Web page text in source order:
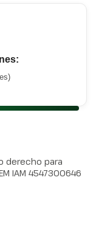
derecho para
IAM 4547300646